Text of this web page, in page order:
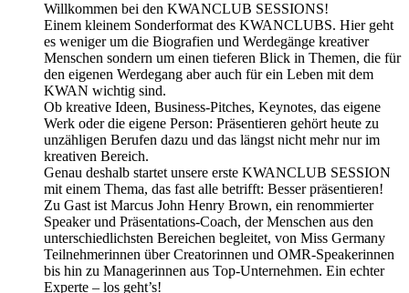
Willkommen bei den KWANCLUB SESSIONS!
Einem kleinem Sonderformat des KWANCLUBS. Hier geht
es weniger um die Biografien und Werdegänge kreativer
Menschen sondern um einen tieferen Blick in Themen, die für
den eigenen Werdegang aber auch für ein Leben mit dem
KWAN wichtig sind.
Ob kreative Ideen, Business-Pitches, Keynotes, das eigene
Werk oder die eigene Person: Präsentieren gehört heute zu
unzähligen Berufen dazu und das längst nicht mehr nur im
kreativen Bereich.
Genau deshalb startet unsere erste KWANCLUB SESSION
mit einem Thema, das fast alle betrifft: Besser präsentieren!
Zu Gast ist Marcus John Henry Brown, ein renommierter
Speaker und Präsentations-Coach, der Menschen aus den
unterschiedlichsten Bereichen begleitet, von Miss Germany
Teilnehmerinnen über Creatorinnen und OMR-Speakerinnen
bis hin zu Managerinnen aus Top-Unternehmen. Ein echter
Experte – los geht’s!